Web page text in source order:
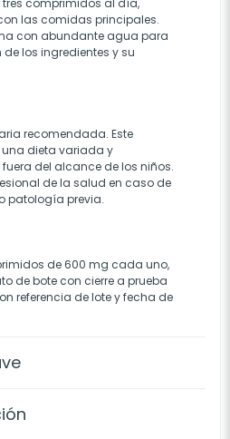
las comidas principales.
con abundante agua para
los ingredientes y su
recomendada. Este
dieta variada y
del alcance de los niños.
de la salud en caso de
patología previa.
de 600 mg cada uno,
de bote con cierre a prueba
referencia de lote y fecha de